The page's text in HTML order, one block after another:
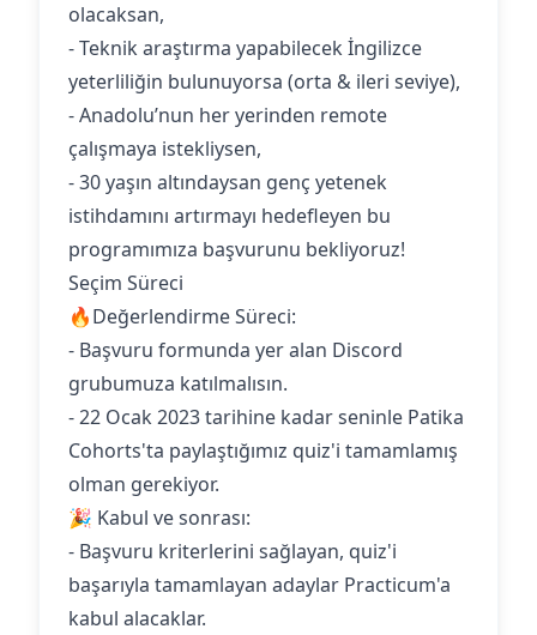
olacaksan,
- Teknik araştırma yapabilecek İngilizce
yeterliliğin bulunuyorsa (orta & ileri seviye),
- Anadolu’nun her yerinden remote
çalışmaya istekliysen,
- 30 yaşın altındaysan genç yetenek
istihdamını artırmayı hedefleyen bu
programımıza başvurunu bekliyoruz!
Seçim Süreci
🔥Değerlendirme Süreci:
- Başvuru formunda yer alan Discord
grubumuza katılmalısın.
- 22 Ocak 2023 tarihine kadar seninle Patika
Cohorts'ta paylaştığımız quiz'i tamamlamış
olman gerekiyor.
🎉 Kabul ve sonrası:
- Başvuru kriterlerini sağlayan, quiz'i
başarıyla tamamlayan adaylar Practicum'a
kabul alacaklar.